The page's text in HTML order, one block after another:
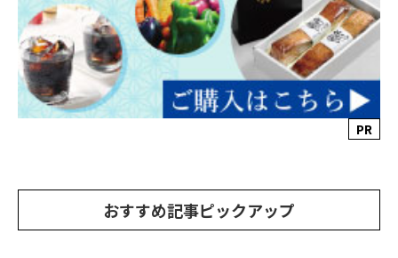
PR
おすすめ記事ピックアップ